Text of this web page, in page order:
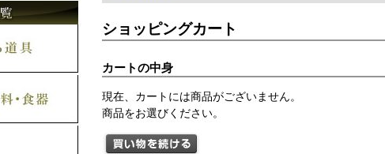
ショッピングカート
カートの中身
現在、カートには商品がございません。
商品をお選びください。